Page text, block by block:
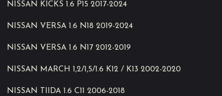
NISSAN KICKS 1.6 P15 2017-2024
NISSAN VERSA 1.6 N18 2019-2024
NISSAN VERSA 1.6 N17 2012-2019
NISSAN MARCH 1,2/1,5/1.6 K12 / K13 2002-2020
NISSAN TIIDA 1.6 C11 2006-2018